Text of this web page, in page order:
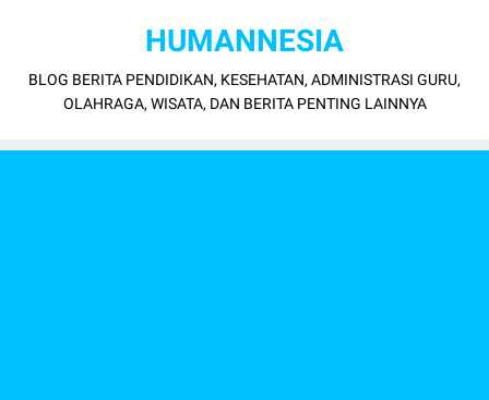
HUMANNESIA
BLOG BERITA PENDIDIKAN, KESEHATAN, ADMINISTRASI GURU,
OLAHRAGA, WISATA, DAN BERITA PENTING LAINNYA